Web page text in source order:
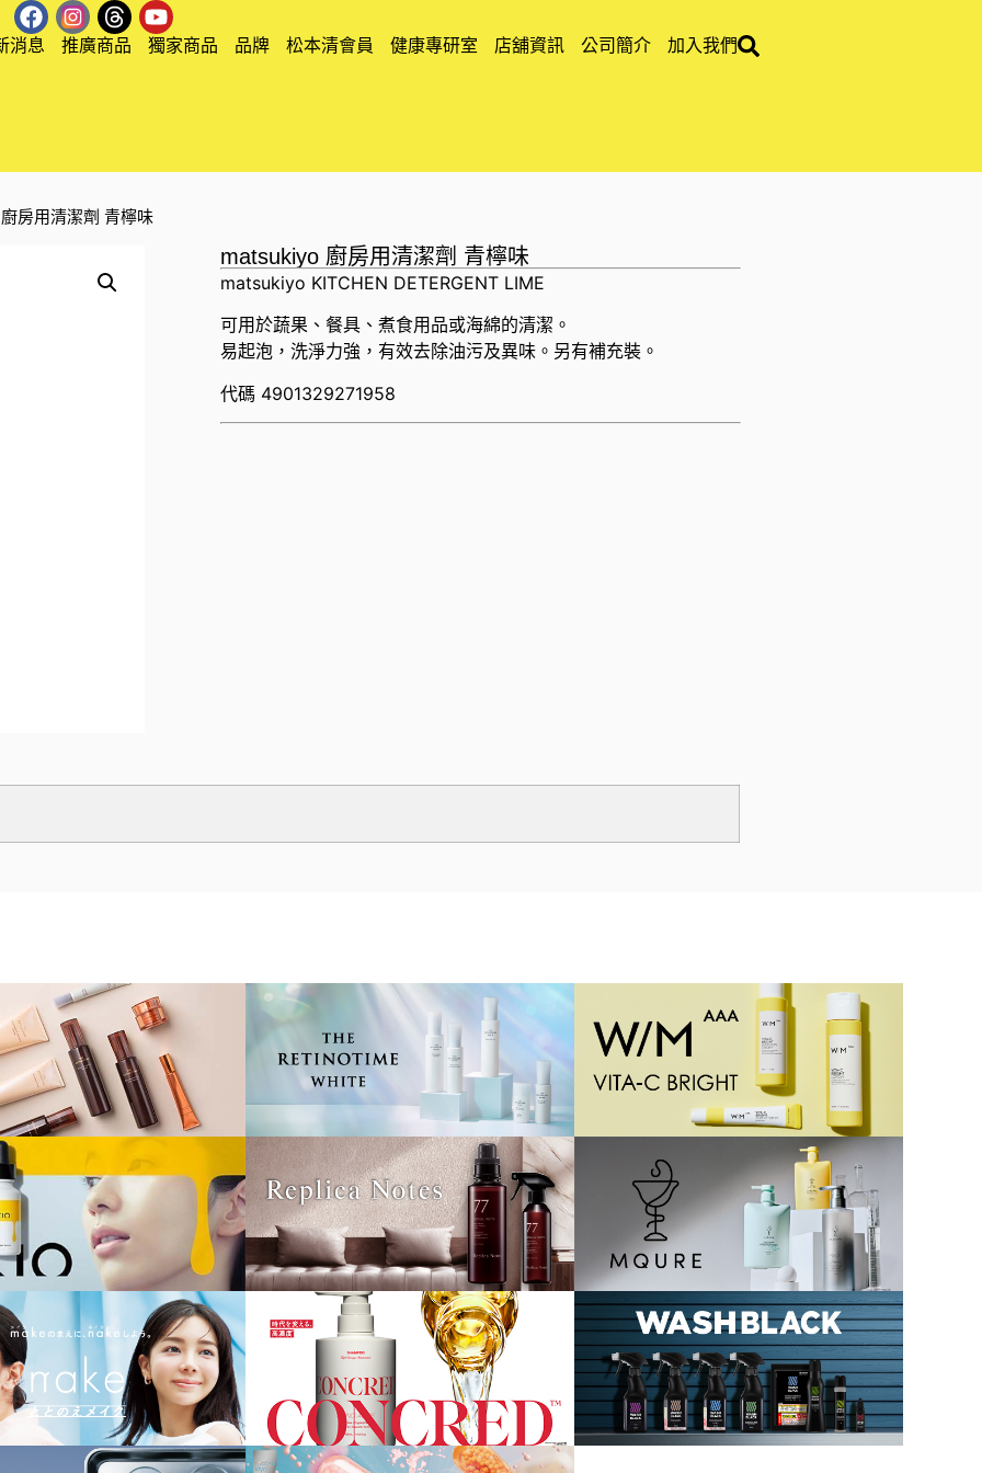
消息 推廣商品 獨家商品 品牌 松本清會員 健康專研室 店舖資訊 公司簡介 加入我們
房用清潔劑 青檸味
matsukiyo 廚房用清潔劑 青檸味
matsukiyo KITCHEN DETERGENT LIME
可用於蔬果、餐具、煮食用品或海綿的清潔。
易起泡，洗淨力強，有效去除油污及異味。另有補充裝。
代碼 4901329271958